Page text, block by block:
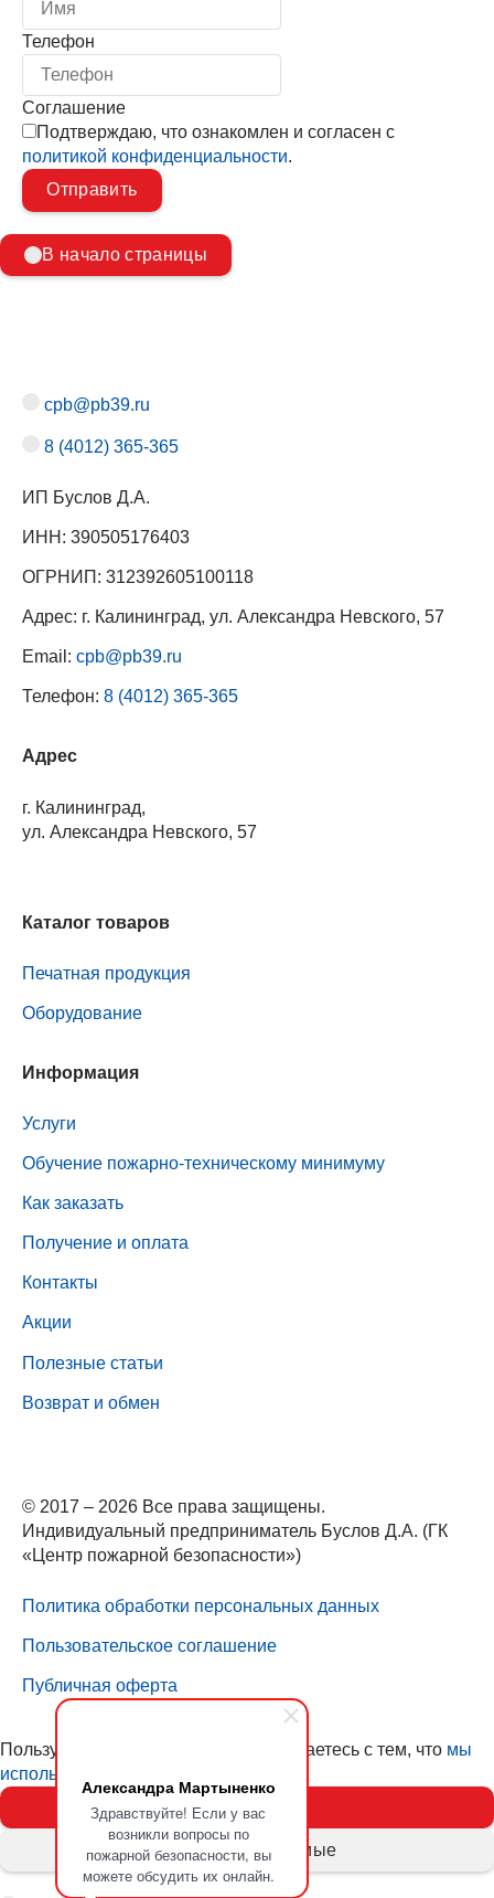
Александра Мартыненко
Здравствуйте! Если у вас
возникли вопросы по
пожарной безопасности, вы
можете обсудить их онлайн.
Телефон
Соглашение
Подтверждаю, что ознакомлен и согласен с
политикой конфиденциальности.
В начало страницы
cpb@pb39.ru
8 (4012) 365-365
ИП Буслов Д.А.
ИНН: 390505176403
ОГРНИП: 312392605100118
Адрес: г. Калининград, ул. Александра Невского, 57
Email: cpb@pb39.ru
Телефон: 8 (4012) 365-365
Адрес
г. Калининград,
ул. Александра Невского, 57
Каталог товаров
Печатная продукция
Оборудование
Информация
Услуги
Обучение пожарно-техническому минимуму
Как заказать
Получение и оплата
Контакты
Акции
Полезные статьи
Возврат и обмен
© 2017 – 2026 Все права защищены.
Индивидуальный предприниматель Буслов Д.А. (ГК
«Центр пожарной безопасности»)
Политика обработки персональных данных
Пользовательское соглашение
Публичная оферта
Пользуясь нашим сайтом, вы соглашаетесь с тем, что мы
используем cookies (куки)
Принять
Только необходимые
Подробнее